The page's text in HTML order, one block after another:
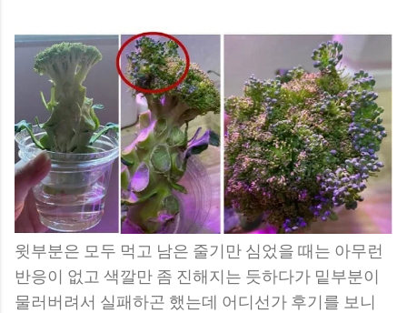
윗부분은 모두 먹고 남은 줄기만 심었을 때는 아무런
반응이 없고 색깔만 좀 진해지는 듯하다가 밑부분이
물러버려서 실패하곤 했는데 어디선가 후기를 보니